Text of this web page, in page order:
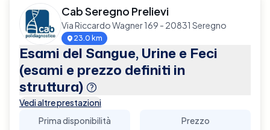
Cab Seregno Prelievi
Via Riccardo Wagner 169 - 20831 Seregno
23.0 km
Esami del Sangue, Urine e Feci
(esami e prezzo definiti in
struttura)
Vedi altre prestazioni
Prima disponibilità
Prezzo